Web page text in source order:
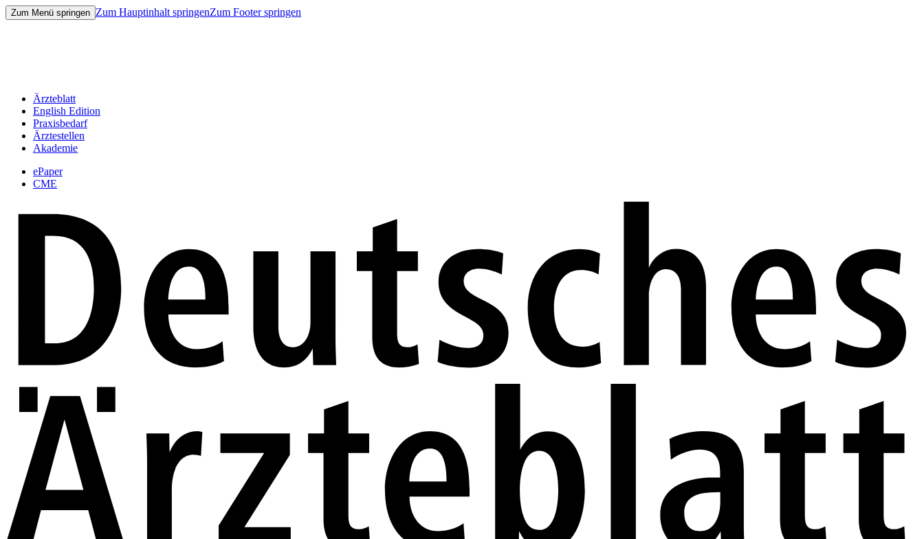
Zum Menü springen Zum Hauptinhalt springenZum Footer springen
Ärzteblatt
English Edition
Praxisbedarf
Ärztestellen
Akademie
ePaper
CME